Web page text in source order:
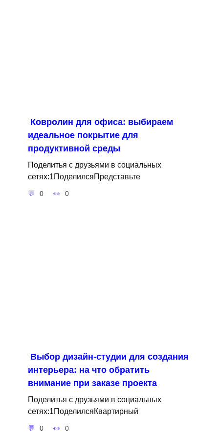
Ковролин для офиса: выбираем
идеальное покрытие для
продуктивной среды
Поделитья с друзьями в социальных
сетях:1ПоделилсяПредставьте
0 0
Выбор дизайн-студии для создания
интерьера: на что обратить
внимание при заказе проекта
Поделитья с друзьями в социальных
сетях:1ПоделилсяКвартирный
0 0